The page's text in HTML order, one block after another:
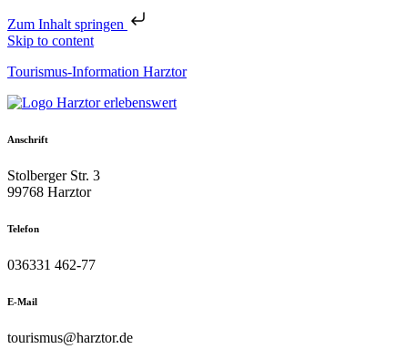
Zum Inhalt springen
Skip to content
Tourismus-Information Harztor
Anschrift
Stolberger Str. 3
99768 Harztor
Telefon
036331 462-77
E-Mail
tourismus@harztor.de